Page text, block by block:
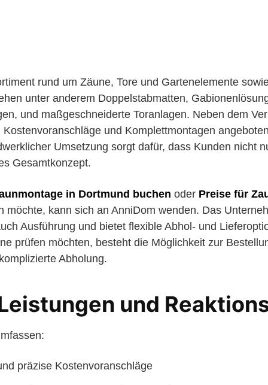
rund um Zäune, Tore und Gartenelemente
unter anderem Doppelstabmatten,
und maßgeschneiderte Toranlagen. Neben dem
und Komplettmontagen
Umsetzung sorgt dafür, dass Kunden nicht
Gesamtkonzept.
in Dortmund buchen oder Preise für
möchte, kann sich an AnniDom wenden. Das
Ausführung und bietet flexible Abhol- und
prüfen möchten, besteht die Möglichkeit zur
Abholung.
und
präzise Kostenvoranschläge